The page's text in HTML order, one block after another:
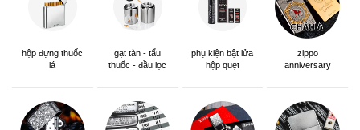
hộp đựng thuốc
lá
gạt tàn - tẩu
thuốc - đầu lọc
phụ kiện bật lửa
hộp quẹt
zippo
anniversary